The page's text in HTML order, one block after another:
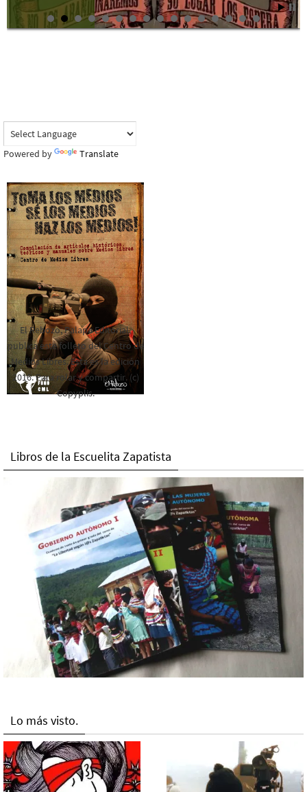
Powered by Translate
El Rebozo, Palapa Editorial,
publica este folleto del Centro de
Medios Libres. Esta es la edición
2016. Para rolar y compartir. (c)
Copyplis.
Libros de la Escuelita Zapatista
Lo más visto.